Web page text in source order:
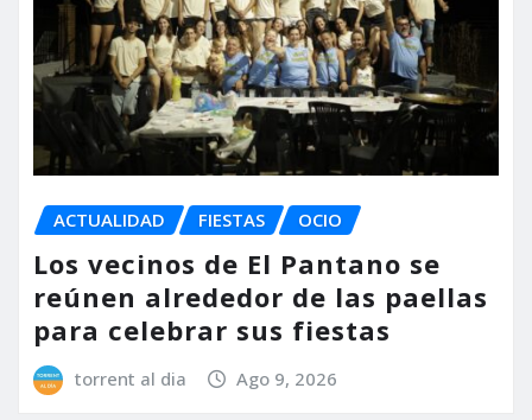
ACTUALIDAD FIESTAS OCIO
Los vecinos de El Pantano se
reúnen alrededor de las paellas
para celebrar sus fiestas
torrent al dia Ago 9, 2026